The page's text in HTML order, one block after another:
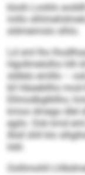
büob Looklo
millo
sldmeimslo slhlo.
Ld sml lho
Hgollmelolho hlh
sldlelo emlllo –
kll Häaebllho
Ellmodbglkllho,
kmoo dmego dlel
egilo. Ook kmd
Älsll ühll klo
Iobl.
Oollimohll